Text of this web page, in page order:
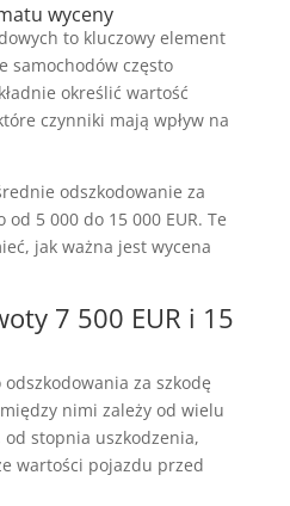
wyceny
to kluczowy element
samochodów często
określić wartość
czynniki mają wpływ na
odszkodowanie za
5 000 do 15 000 EUR. Te
jak ważna jest wycena
7 500 EUR i 15
za szkodę
nimi zależy od wielu
od stopnia uszkodzenia,
wartości pojazdu przed